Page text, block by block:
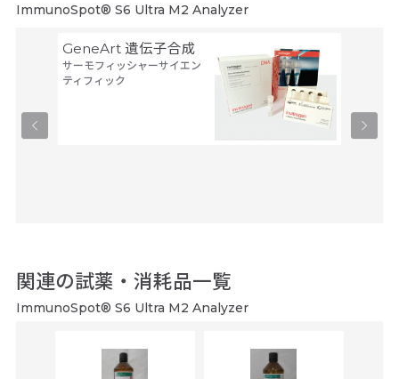
ImmunoSpot® S6 Ultra M2 Analyzer
GeneArt 遺伝子合成
サーモフィッシャーサイエン
ティフィック
関連の試薬・消耗品一覧
ImmunoSpot® S6 Ultra M2 Analyzer